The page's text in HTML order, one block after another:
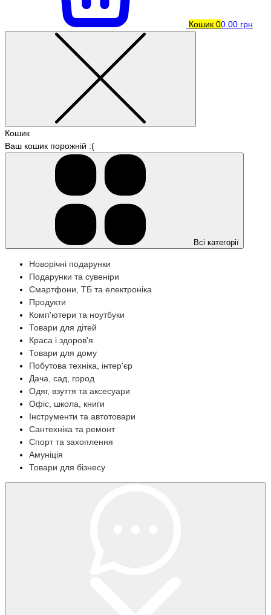
Кошик 00.00 грн
Кошик
Ваш кошик порожній :(
Всі категорії
Новорічні подарунки
Подарунки та сувеніри
Смартфони, ТБ та електроніка
Продукти
Комп'ютери та ноутбуки
Товари для дітей
Краса і здоров'я
Товари для дому
Побутова техніка, інтер'єр
Дача, сад, город
Одяг, взуття та аксесуари
Офіс, школа, книги
Інструменти та автотовари
Сантехніка та ремонт
Спорт та захоплення
Амуніція
Товари для бізнесу